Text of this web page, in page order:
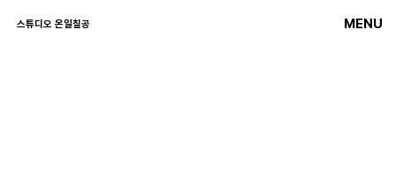
스튜디오 온일칠공 MENU